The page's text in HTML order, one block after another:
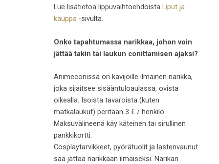
Lue lisätietoa lippuvaihtoehdoista Liput ja
kauppa -sivulta.
Onko tapahtumassa narikkaa, johon voin
jättää takin tai laukun conittamisen ajaksi?
Animeconissa on kävijöille ilmainen narikka,
joka sijaitsee sisääntuloaulassa, ovista
oikealla. Isoista tavaroista (kuten
matkalaukut) peritään 3 € / henkilö.
Maksuvälineenä käy käteinen tai sirullinen
pankkikortti.
Cosplaytarvikkeet, pyörätuolit ja lastenvaunut
saa jättää narikkaan ilmaiseksi. Narikan